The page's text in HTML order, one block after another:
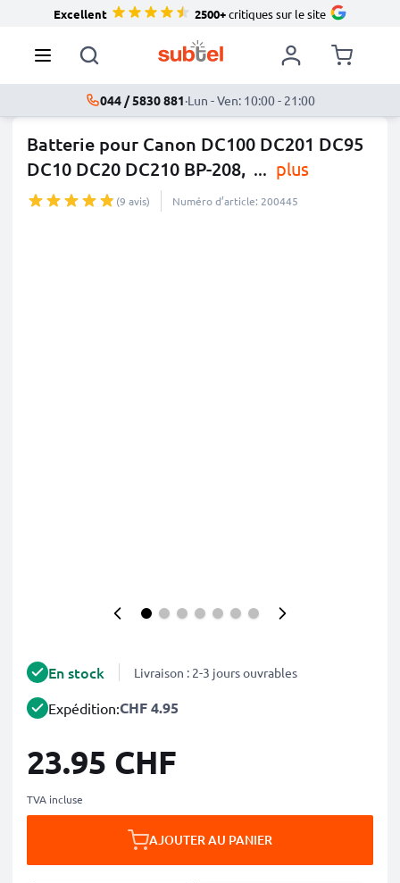
Excellent 2500+critiques sur le site
044 / 5830 881·Lun - Ven: 10:00 - 21:00
Batterie pour Canon DC100 DC201 DC95
DC10 DC20 DC210 BP-208, ... plus
(9 avis) Numéro d’article: 200445
En stock Livraison : 2-3 jours ouvrables
Expédition:CHF 4.95
23.95 CHF
TVA incluse
AJOUTER AU PANIER